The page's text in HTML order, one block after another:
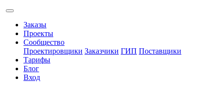
Заказы
Проекты
Сообщество
Проектировщики Заказчики ГИП Поставщики
Тарифы
Блог
Вход